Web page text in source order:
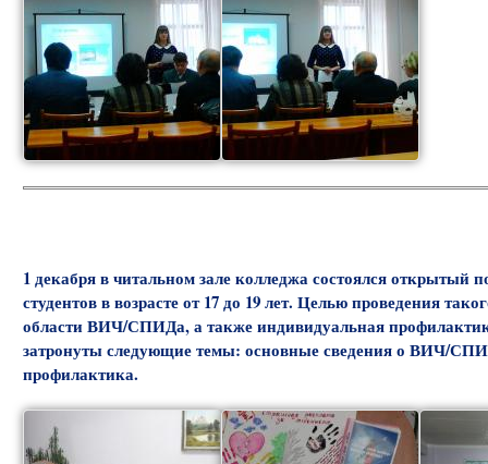
1 декабря в читальном зале колледжа состоялся
студентов в возрасте от 17 до 19 лет. Целью проведения
области ВИЧ/СПИДа, а также индивидуальная
затронуты следующие темы: основные сведения о ВИЧ/
профилактика.